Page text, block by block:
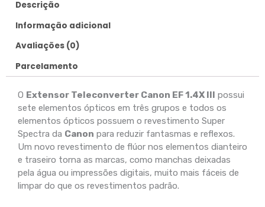
Descrição
Informação adicional
Avaliações (0)
Parcelamento
O Extensor Teleconverter Canon EF 1.4X III possui
sete elementos ópticos em três grupos e todos os
elementos ópticos possuem o revestimento Super
Spectra da Canon para reduzir fantasmas e reflexos.
Um novo revestimento de flúor nos elementos dianteiro
e traseiro torna as marcas, como manchas deixadas
pela água ou impressões digitais, muito mais fáceis de
limpar do que os revestimentos padrão.